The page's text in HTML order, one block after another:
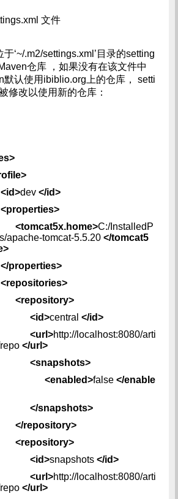
文件
.m2/settings.xml’目录的setting
仓库 ，如果没有在该文件中
默认使用ibiblio.org上的仓库， setti
修改以使用新的仓库：
<id>dev </id>
<properties>
<tomcat5x.home>C:/InstalledP
apache-tomcat-5.5.20 </tomcat5
</properties>
<repositories>
<repository>
<id>central </id>
<url>http://localhost:8080/arti
</url>
<snapshots>
<enabled>false </enable
</snapshots>
</repository>
<repository>
<id>snapshots </id>
<url>http://localhost:8080/arti
</url>